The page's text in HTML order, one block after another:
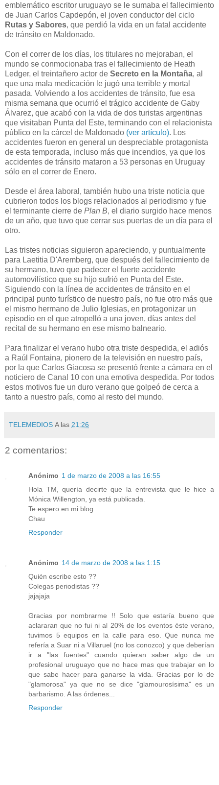
emblemático escritor uruguayo se le sumaba el fallecimiento
de Juan Carlos Capdepón, el joven conductor del ciclo
Rutas y Sabores, que perdió la vida en un fatal accidente
de tránsito en Maldonado.
Con el correr de los días, los titulares no mejoraban, el
mundo se conmocionaba tras el fallecimiento de Heath
Ledger, el treintañero actor de Secreto en la Montaña, al
que una mala medicación le jugó una terrible y mortal
pasada. Volviendo a los accidentes de tránsito, fue esa
misma semana que ocurrió el trágico accidente de Gaby
Álvarez, que acabó con la vida de dos turistas argentinas
que visitaban Punta del Este, terminando con el relacionista
público en la cárcel de Maldonado (ver artículo). Los
accidentes fueron en general un despreciable protagonista
de esta temporada, incluso más que incendios, ya que los
accidentes de tránsito mataron a 53 personas en Uruguay
sólo en el correr de Enero.
Desde el área laboral, también hubo una triste noticia que
cubrieron todos los blogs relacionados al periodismo y fue
el terminante cierre de Plan B, el diario surgido hace menos
de un año, que tuvo que cerrar sus puertas de un día para el
otro.
Las tristes noticias siguieron apareciendo, y puntualmente
para Laetitia D'Aremberg, que después del fallecimiento de
su hermano, tuvo que padecer el fuerte accidente
automovilístico que su hijo sufrió en Punta del Este.
Siguiendo con la línea de accidentes de tránsito en el
principal punto turístico de nuestro país, no fue otro más que
el mismo hermano de Julio Iglesias, en protagonizar un
episodio en el que atropelló a una joven, días antes del
recital de su hermano en ese mismo balneario.
Para finalizar el verano hubo otra triste despedida, el adiós
a Raúl Fontaina, pionero de la televisión en nuestro país,
por la que Carlos Giacosa se presentó frente a cámara en el
noticiero de Canal 10 con una emotiva despedida. Por todos
estos motivos fue un duro verano que golpeó de cerca a
tanto a nuestro país, como al resto del mundo.
TELEMEDIOS A las 21:26
2 comentarios:
Anónimo 1 de marzo de 2008 a las 16:55
Hola TM, quería decirte que la entrevista que le hice a
Mónica Willengton, ya está publicada.
Te espero en mi blog..
Chau
Responder
Anónimo 14 de marzo de 2008 a las 1:15
Quién escribe esto ??
Colegas periodistas ??
jajajaja
Gracias por nombrarme !! Solo que estaría bueno que
aclararan que no fui ni al 20% de los eventos éste verano,
tuvimos 5 equipos en la calle para eso. Que nunca me
refería a Suar ni a Villaruel (no los conozco) y que deberían
ir a "las fuentes" cuando quieran saber algo de un
profesional uruguayo que no hace mas que trabajar en lo
que sabe hacer para ganarse la vida. Gracias por lo de
"glamorosa" ya que no se dice "glamourosísima" es un
barbarismo. A las órdenes...
Responder